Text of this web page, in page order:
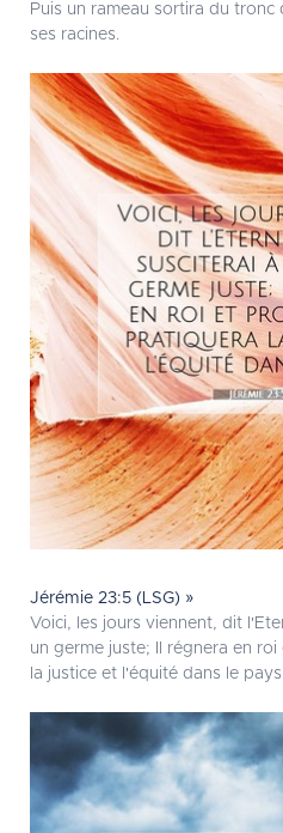
Puis un rameau sortira du
ses racines.
Jérémie 23:5 (LSG) »
Voici, les jours viennent, dit
un germe juste; Il régnera en
la justice et l'équité dans le